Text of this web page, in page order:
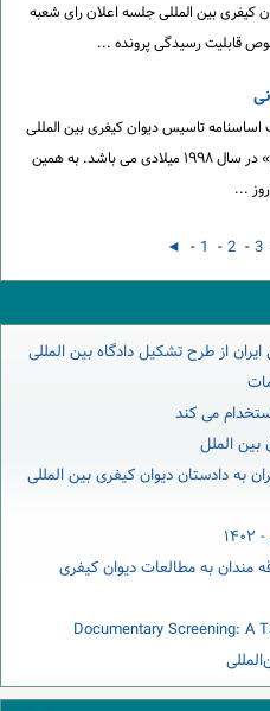
کیفری بین المللی جلسه اعلان رای شعبه
قابلیت رسیدگی پرونده ...
اساسنامه تاسیس دیوان کیفری بین المللی
معروف به «اساسنامه رم» در سال ۱۹۹۸ میلادی می باشد. به همین
...
◄ - 1 -2-3
از طرح تشکیل دادگاه بین المللی
می کند
الملل
به دادستان دیوان کیفری بین المللی
مندان به مطالعات دیوان کیفری
Documentary Screening: A